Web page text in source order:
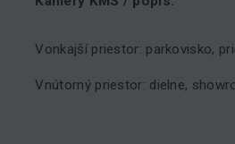
Vonkajší priestor: parkovisko,
Vnútorný priestor: dielne,